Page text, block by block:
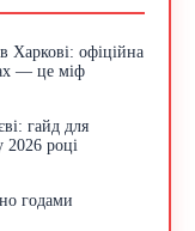
Харкові: офіційна
— це міф
гайд для
2026 році
годами